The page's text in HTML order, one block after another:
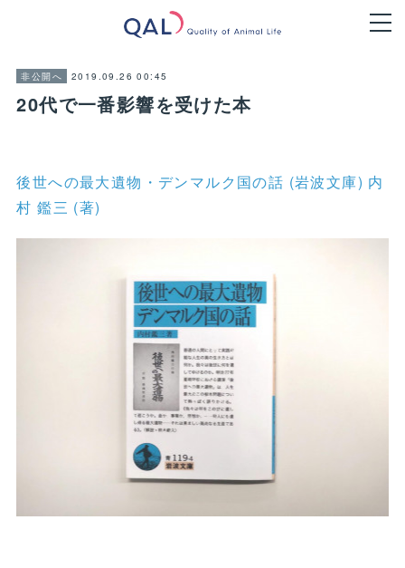
非公開へ 2019.09.26 00:45
20代で一番影響を受けた本
後世への最大遺物・デンマルク国の話 (岩波文庫) 内
村 鑑三 (著)